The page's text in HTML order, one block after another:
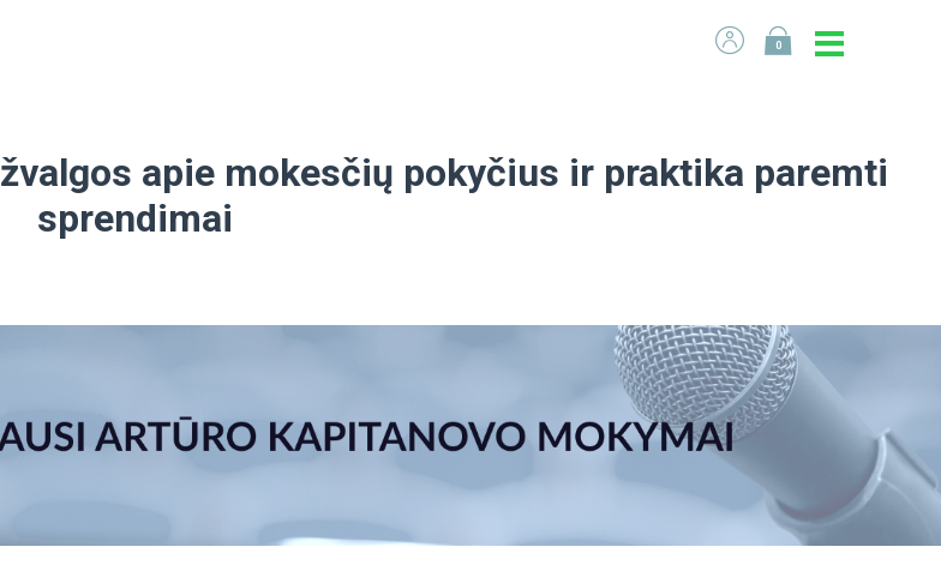
0
apie mokesčių pokyčius ir praktika paremti
sprendimai